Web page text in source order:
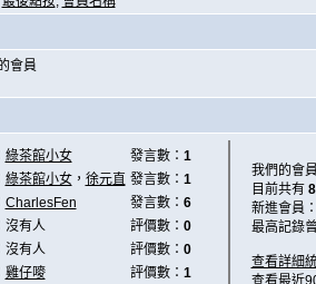
會員
綠茶館小女 發言數： 1
綠茶館小女， 徐元直 發言數： 1
CharlesFen 發言數： 6
沒有人
評價數： 0
沒有人
評價數： 0
雞仔嘜 評價數： 1
我們的會
目前共有
新進會員
最高記錄
查看詳細
查看最近